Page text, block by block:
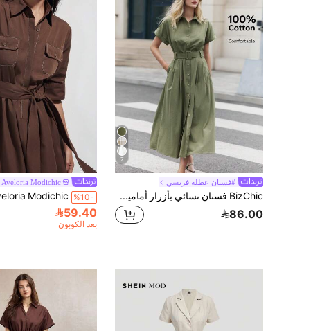
7
#فستان عطلة فرنسي
BizChic فستان نسائي بأزرار أمامية وجيوب مائلة وأكمام قصيرة، لون أحادي، مناسب للارتداء في المدينة والعمل والمناسبات الرسمية والحفلات مثل عيد الهالوين والكريسماس والتجمعات
86.00
Aveloria Modichic
%10-
59.40
بعد الكوبون